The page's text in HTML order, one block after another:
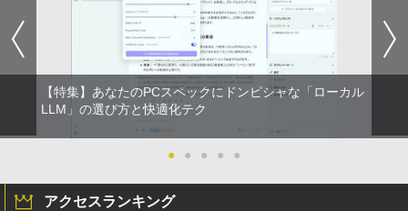
【特集】あなたのPCスペックにドンピシャな「ローカル
LLM」の選び方と快適化テク
● ● ● ● ●
アクセスランキング